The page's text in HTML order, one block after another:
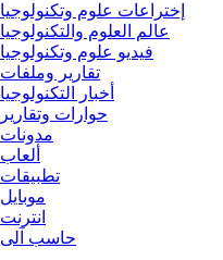
إختراعات علوم وتكنولوجيا
عالم العلوم والتكنولوجيا
فيديو علوم وتكنولوجيا
تقارير وملفات
أخبار التكنولوجيا
حوارات وتقارير
مدونات
ألعاب
تطبيقات
موبايل
انترنت
حاسب آلى